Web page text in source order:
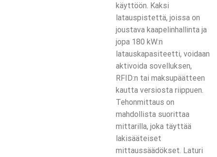
käyttöön. Kaksi
latauspistettä, joissa on
joustava kaapelinhallinta ja
jopa 180 kW:n
latauskapasiteetti, voidaan
aktivoida sovelluksen,
RFID:n tai maksupäätteen
kautta versiosta riippuen.
Tehonmittaus on
mahdollista suorittaa
mittarilla, joka täyttää
lakisääteiset
mittaussäädökset. Laturi